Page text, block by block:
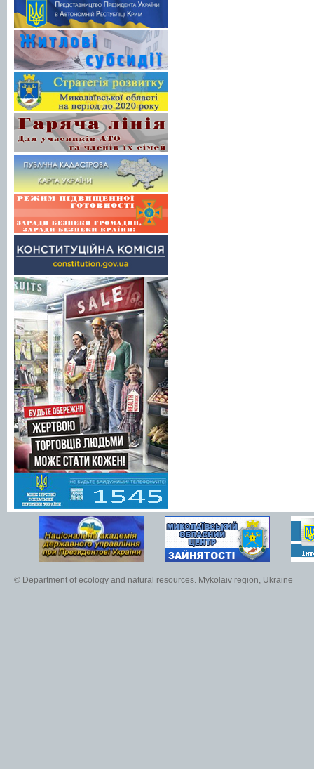
© Department of ecology and natural resources. Mykolaiv region, Ukraine